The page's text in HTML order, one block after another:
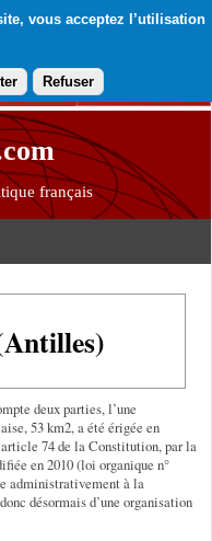
vous acceptez l’utilisation
Refuser
français
deux parties, l’une
53 km2, a été érigée en
74 de la Constitution, par la
en 2010 (loi organique n°
administrativement à la
désormais d’une organisation